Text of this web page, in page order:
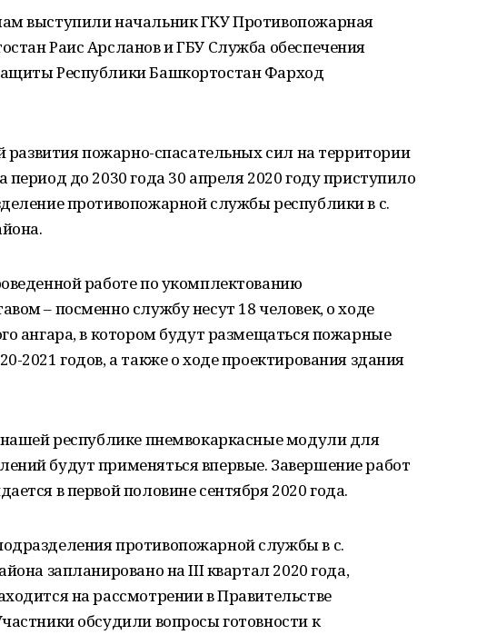
выступили начальник ГКУ Противопожарная
Раис Арсланов и ГБУ Служба обеспечения
Республики Башкортостан Фарход
развития пожарно-спасательных сил на территории
до 2030 года 30 апреля 2020 году приступило
противопожарной службы республики в с.
работе по укомплектованию
– посменно службу несут 18 человек, о ходе
ангара, в котором будут размещаться пожарные
2021 годов, а также о ходе проектирования здания
республике пнемвокаркасные модули для
будут применяться впервые. Завершение работ
в первой половине сентября 2020 года.
противопожарной службы в с.
запланировано на III квартал 2020 года,
на рассмотрении в Правительстве
обсудили вопросы готовности к